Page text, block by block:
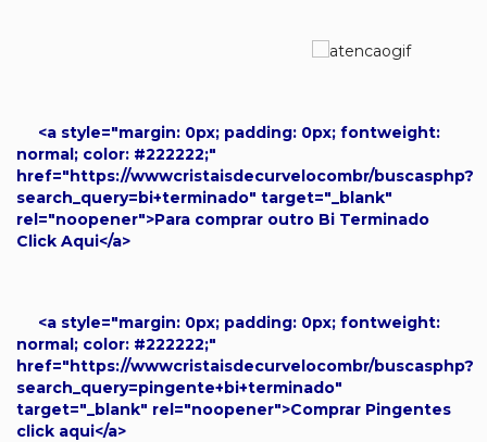
<a style="margin: 0px; padding: 0px; fontweight:
normal; color: #222222;"
href="https://wwwcristaisdecurvelocombr/buscasphp?
search_query=bi+terminado" target="_blank"
rel="noopener">Para comprar outro Bi Terminado
Click Aqui</a>
<a style="margin: 0px; padding: 0px; fontweight:
normal; color: #222222;"
href="https://wwwcristaisdecurvelocombr/buscasphp?
search_query=pingente+bi+terminado"
target="_blank" rel="noopener">Comprar Pingentes
click aqui</a>